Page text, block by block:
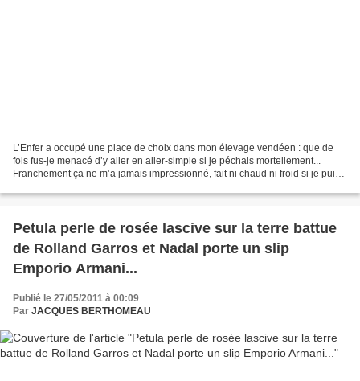
L’Enfer a occupé une place de choix dans mon élevage vendéen : que de
fois fus-je menacé d’y aller en aller-simple si je péchais mortellement...
Franchement ça ne m’a jamais impressionné, fait ni chaud ni froid si je puis
Petula perle de rosée lascive sur la terre battue
de Rolland Garros et Nadal porte un slip
Emporio Armani...
Publié le 27/05/2011 à 00:09
Par JACQUES BERTHOMEAU